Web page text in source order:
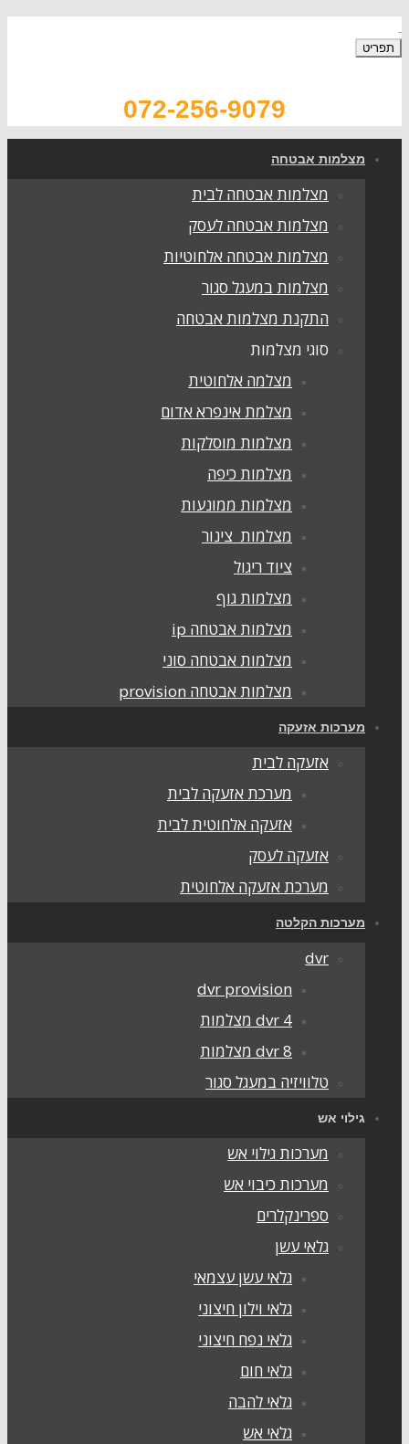
תפריט
072-256-9079
מצלמות אבטחה
מצלמות אבטחה לבית
מצלמות אבטחה לעסק
מצלמות אבטחה אלחוטיות
מצלמות במעגל סגור
התקנת מצלמות אבטחה
סוגי מצלמות
מצלמה אלחוטית
מצלמת אינפרא אדום
מצלמות מוסלקות
מצלמות כיפה
מצלמות ממונעות
מצלמות צינור
ציוד ריגול
מצלמות גוף
מצלמות אבטחה ip
מצלמות אבטחה סוני
מצלמות אבטחה provision
מערכות אזעקה
אזעקה לבית
מערכת אזעקה לבית
אזעקה אלחוטית לבית
אזעקה לעסק
מערכת אזעקה אלחוטית
מערכות הקלטה
dvr
dvr provision
dvr 4 מצלמות
dvr 8 מצלמות
טלוויזיה במעגל סגור
גילוי אש
מערכות גילוי אש
מערכות כיבוי אש
ספרינקלרים
גלאי עשן
גלאי עשן עצמאי
גלאי וילון חיצוני
גלאי נפח חיצוני
גלאי חום
גלאי להבה
גלאי אש